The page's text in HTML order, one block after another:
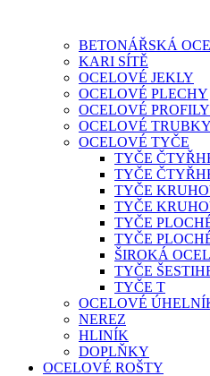
BETONÁŘSKÁ
KARI SÍTĚ
OCELOVÉ JEKLY
OCELOVÉ PLECHY
OCELOVÉ PROFILY
OCELOVÉ TRUBKY
OCELOVÉ TYČE
TYČE
TYČE
TYČE
TYČE
TYČE
TYČE
ŠIROKÁ
TYČE
TYČE T
OCELOVÉ
NEREZ
HLINÍK
DOPLŇKY
OCELOVÉ ROŠTY